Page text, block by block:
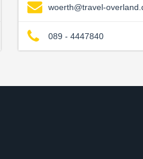
woerth@travel-
089 - 4447840